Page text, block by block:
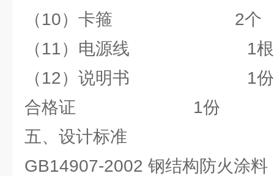
（10）卡箍 2个
（11）电源线 1根
（12）说明书 1份
合格证 1份
五、设计标准
GB14907-2002 钢结构防火涂料